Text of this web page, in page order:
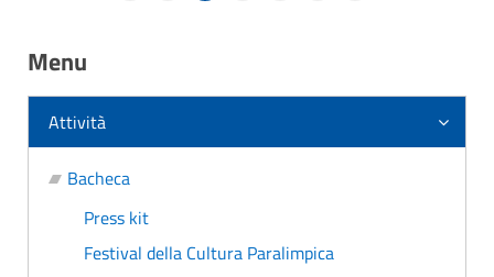
Menu
Attività
Bacheca
Press kit
Festival della Cultura Paralimpica